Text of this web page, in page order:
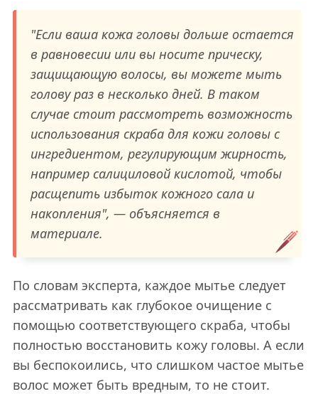
"Если ваша кожа головы дольше остается
в равновесии или вы носите прическу,
защищающую волосы, вы можете мыть
голову раз в несколько дней. В таком
случае стоит рассмотреть возможность
использования скраба для кожи головы с
ингредиентом, регулирующим жирность,
например салициловой кислотой, чтобы
расщепить избыток кожного сала и
накопления", — объясняется в
материале.
По словам эксперта, каждое мытье следует
рассматривать как глубокое очищение с
помощью соответствующего скраба, чтобы
полностью восстановить кожу головы. А если
вы беспокоились, что слишком частое мытье
волос может быть вредным, то не стоит.